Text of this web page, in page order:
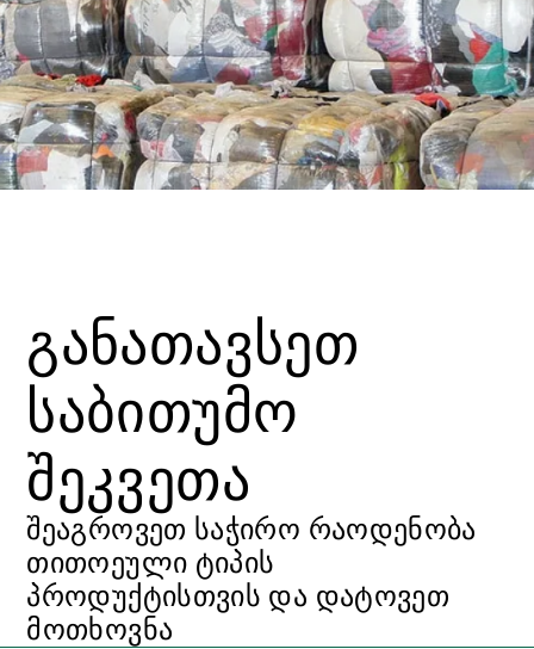
ᲒᲐᲜᲐᲗᲐᲕᲡᲔᲗ
ᲡᲐᲑᲘᲗᲣᲛᲝ
ᲨᲔᲙᲕᲔᲗᲐ
შეაგროვეთ საჭირო რაოდენობა
თითოეული ტიპის
პროდუქტისთვის და დატოვეთ
მოთხოვნა